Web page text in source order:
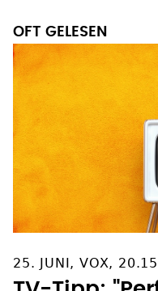
OFT GELESEN
25. JUNI, VOX,